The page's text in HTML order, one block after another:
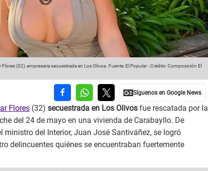
(32), empresaria secuestrada en Los Olivos. Fuente: El Popular-Crédito: Composición El
Flores (32) secuestrada en Los Olivos fue rescatada por la
del 24 de mayo en una vivienda de Carabayllo. De
ministro del Interior, Juan José Santiváñez, se logró
delincuentes quiénes se encuentraban fuertemente